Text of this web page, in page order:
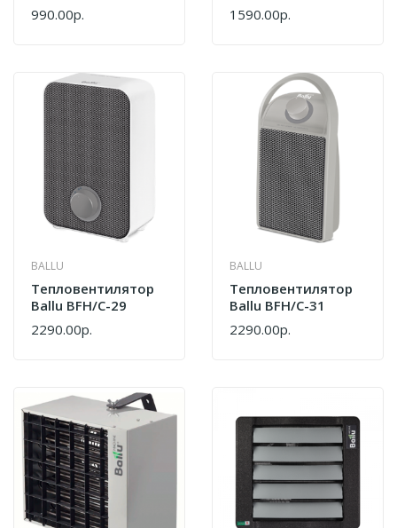
990.00р.
1590.00р.
BALLU
Тепловентилятор
Ballu BFH/С-29
2290.00р.
BALLU
Тепловентилятор
Ballu BFH/С-31
2290.00р.